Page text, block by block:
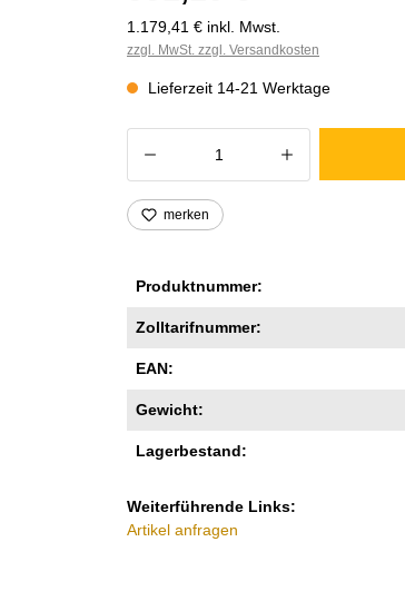
1.179,41 € inkl. Mwst.
zzgl. MwSt. zzgl. Versandkosten
Lieferzeit 14-21 Werktage
Produkt Anzahl:
merken
Produktnummer:
Zolltarifnummer:
EAN:
Gewicht:
Lagerbestand:
Weiterführende Links:
Artikel anfragen